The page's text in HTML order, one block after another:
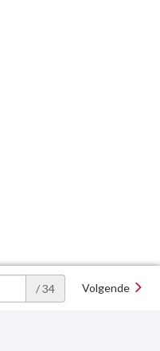
/ 34 Volgende